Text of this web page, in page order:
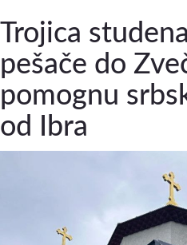
Trojica
pešače do
pomognu
od Ibra